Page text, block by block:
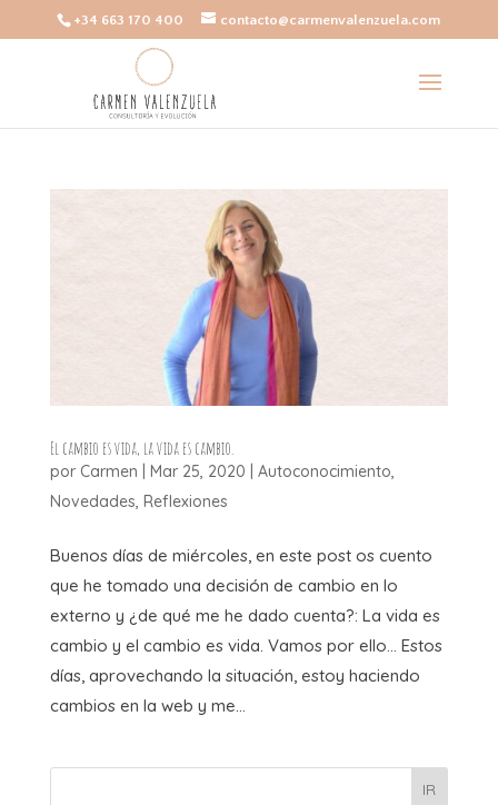
+34 663 170 400 contacto@carmenvalenzuela.com
El cambio es vida, la vida es cambio.
por Carmen Mar 25, 2020 Autoconocimiento,
Novedades, Reflexiones
Buenos días de miércoles, en este post os cuento
que he tomado una decisión de cambio en lo
externo y ¿de qué me he dado cuenta?: La vida es
cambio y el cambio es vida. Vamos por ello… Estos
días, aprovechando la situación, estoy haciendo
cambios en la web y me...
IR